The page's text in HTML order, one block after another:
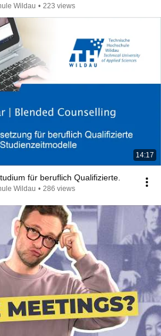
Wildau • 223 views
14:17
für beruflich Qualifizierte.
Wildau • 286 views